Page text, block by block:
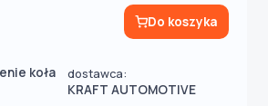
koła
dostawca:
KRAFT AUTOMOTIVE
Do koszyka